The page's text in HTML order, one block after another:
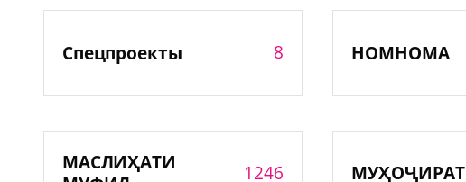
Спецпроекты 8 НОМНОМА
МАСЛИҲАТИ
1246 МУҲОҶИРАТ